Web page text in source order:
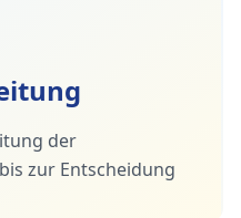
der
zur Entscheidung